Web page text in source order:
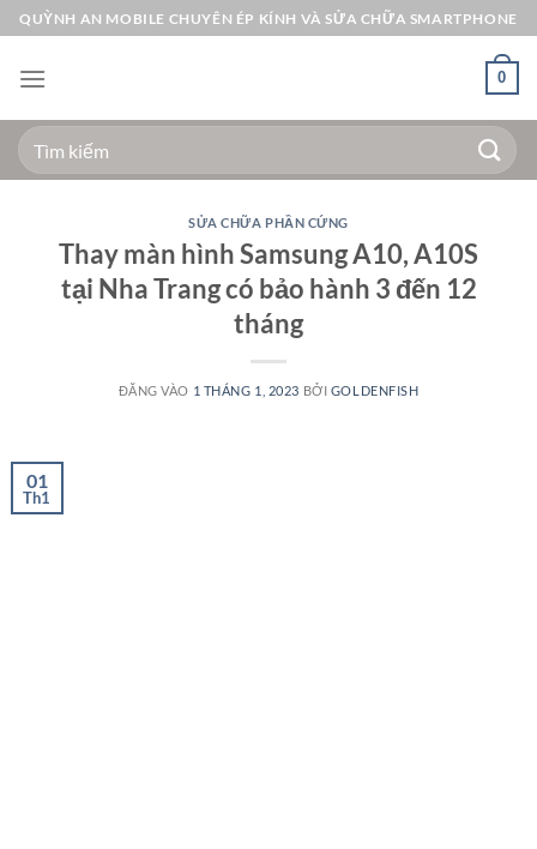
Bỏ
qua
nội
QUỲNH AN MOBILE CHUYÊN ÉP KÍNH VÀ SỬA CHỮA SMARTPHONE
0
Tìm
kiếm:
SỬA CHỮA PHẦN CỨNG
Thay màn hình Samsung A10, A10S
tại Nha Trang có bảo hành 3 đến 12
tháng
ĐĂNG VÀO 1 THÁNG 1, 2023 BỞI GOLDENFISH
01
Th1